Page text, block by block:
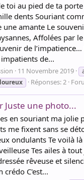
toi au pied de ta
dents Souriant
une amante Le
Affolées par
de
de...
11 Novembre 2019
Réponses: 2
Juste une photo...
en souriant ma jolie
me fixent sans se
ondulants Te voilà
Tes ailes à
rêveuse et
crédo C'est...